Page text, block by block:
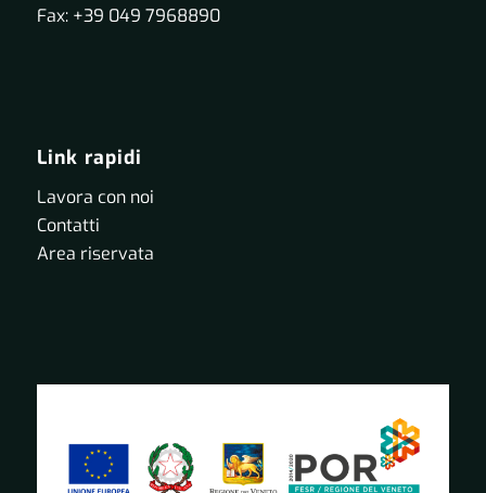
Fax: +39 049 7968890
Link rapidi
Lavora con noi
Contatti
Area riservata